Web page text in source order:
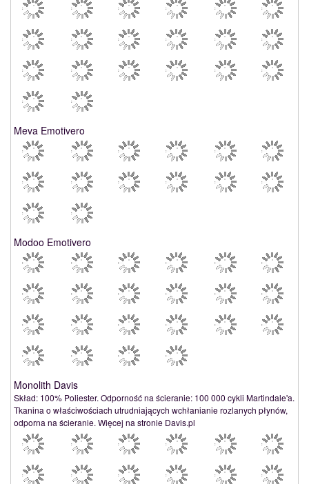
Meva Emotivero
Modoo Emotivero
Monolith Davis
Skład: 100% Poliester. Odporność na ścieranie: 100 000 cykli Martindale'a.
Tkanina o właściwościach utrudniających wchłanianie rozlanych płynów,
odporna na ścieranie. Więcej na stronie Davis.pl